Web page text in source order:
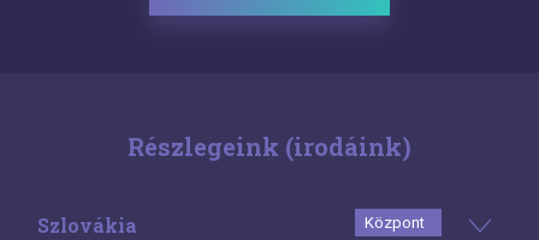
Részlegeink (irodáink)
Szlovákia Központ